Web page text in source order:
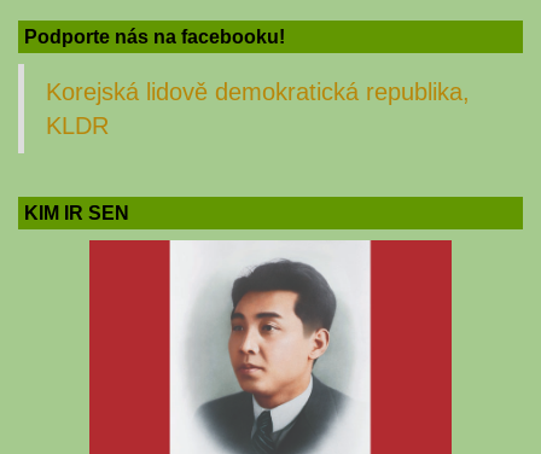
Podporte nás na facebooku!
Korejská lidově demokratická republika,
KLDR
KIM IR SEN